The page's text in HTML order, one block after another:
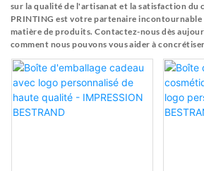
sur la qualité de l'artisanat et la satisfaction du
PRINTING est votre partenaire incontournable
matière de produits. Contactez-nous dès
comment nous pouvons vous aider à